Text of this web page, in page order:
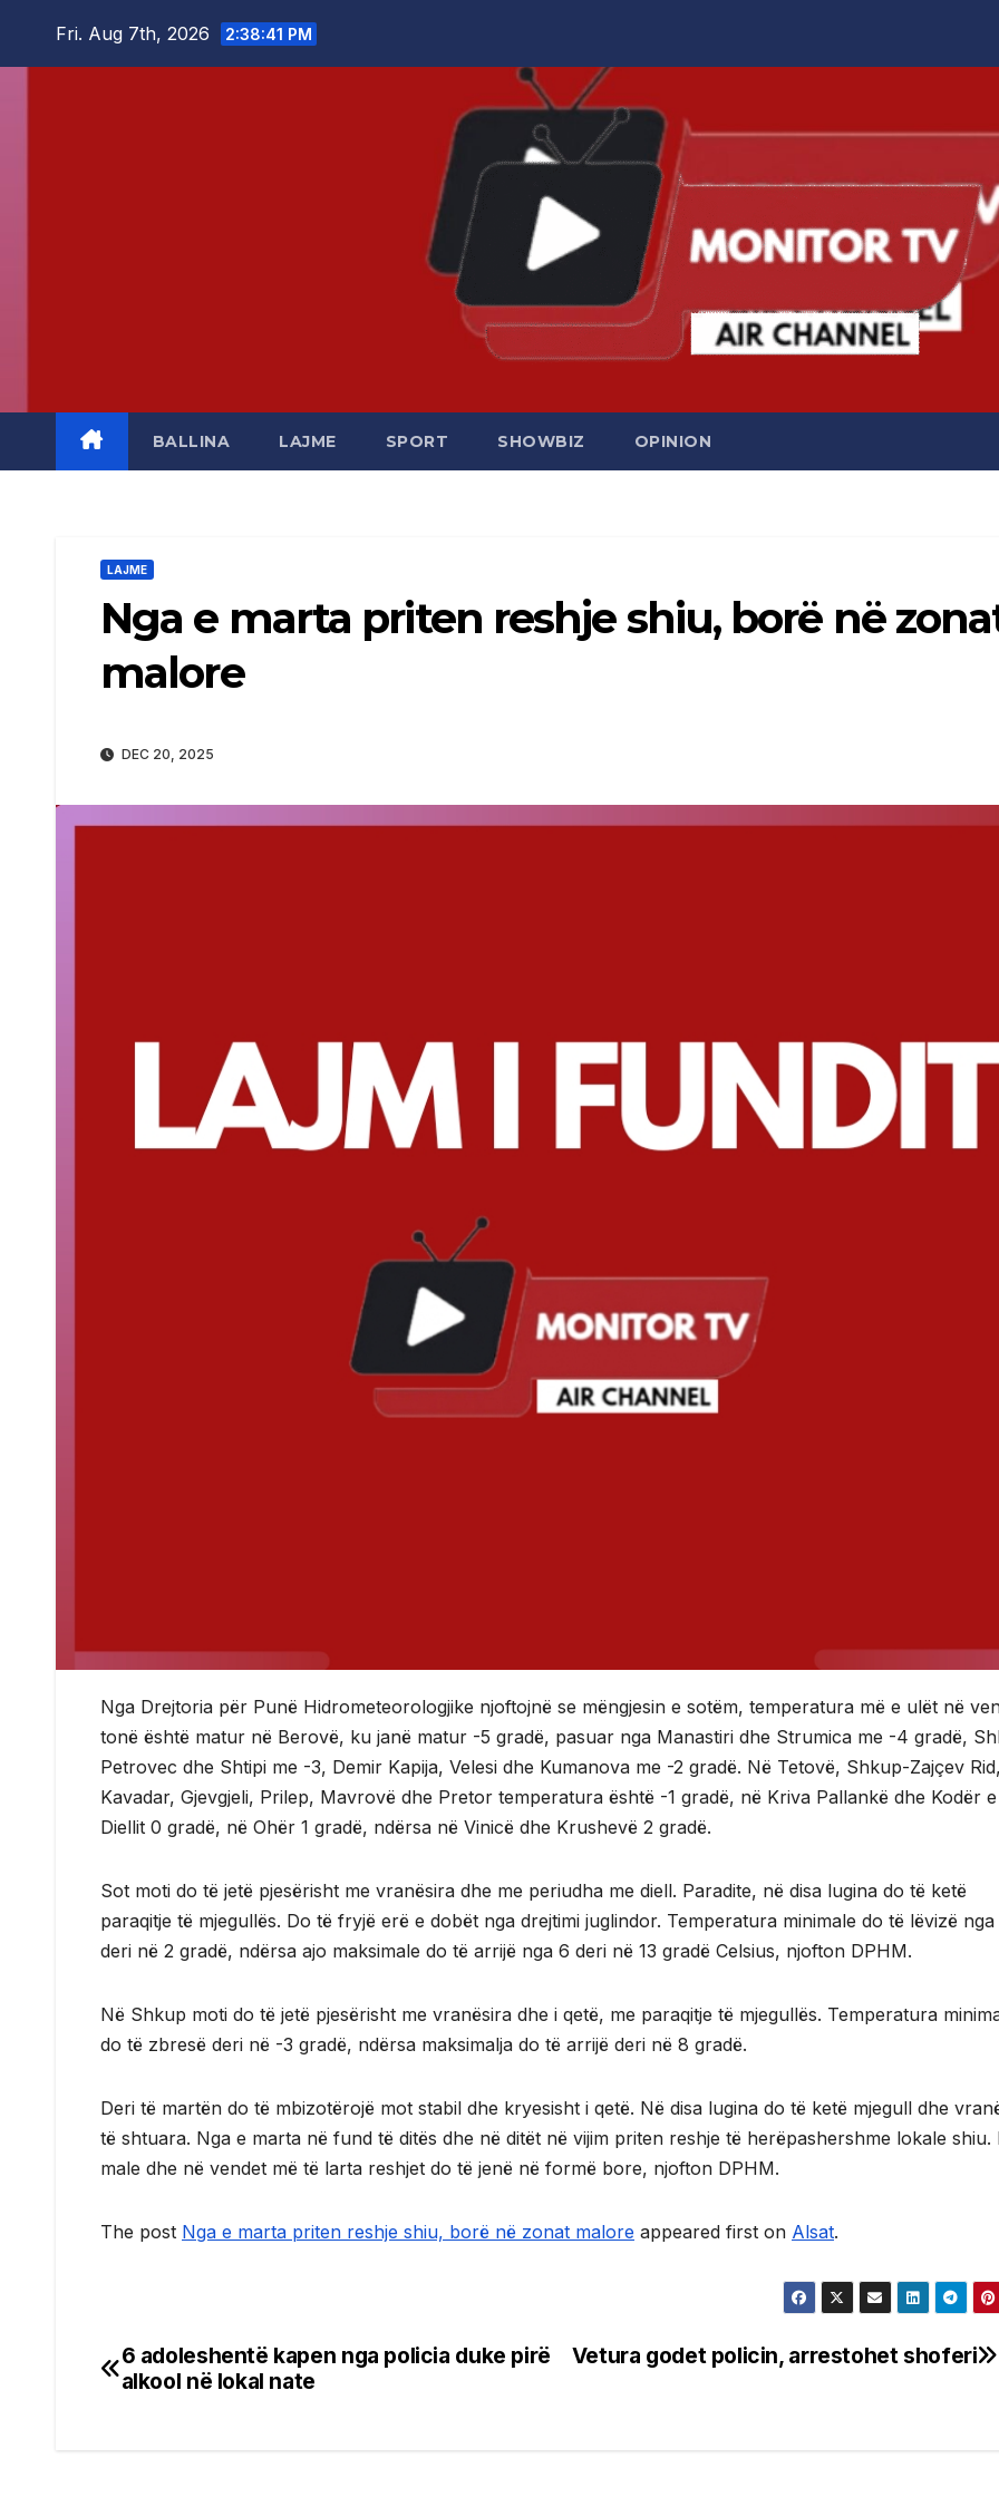
Fri. Aug 7th, 2026 2:38:42 PM
BALLINA LAJME SPORT SHOWBIZ OPINION
LAJME
Nga e marta priten reshje shiu, borë në
malore
DEC 20, 2025
Nga Drejtoria për Punë Hidrometeorologjike njoftojnë se mëngjesin e sotëm, temperatura më e ulët në
tonë është matur në Berovë, ku janë matur -5 gradë, pasuar nga Manastiri dhe Strumica me -4 gradë,
Petrovec dhe Shtipi me -3, Demir Kapija, Velesi dhe Kumanova me -2 gradë. Në Tetovë, Shkup-Zajçev
Kavadar, Gjevgjeli, Prilep, Mavrovë dhe Pretor temperatura është -1 gradë, në Kriva Pallankë dhe Kodër e
Diellit 0 gradë, në Ohër 1 gradë, ndërsa në Vinicë dhe Krushevë 2 gradë.
Sot moti do të jetë pjesërisht me vranësira dhe me periudha me diell. Paradite, në disa lugina do të ketë
paraqitje të mjegullës. Do të fryjë erë e dobët nga drejtimi juglindor. Temperatura minimale do të lëvizë
deri në 2 gradë, ndërsa ajo maksimale do të arrijë nga 6 deri në 13 gradë Celsius, njofton DPHM.
Në Shkup moti do të jetë pjesërisht me vranësira dhe i qetë, me paraqitje të mjegullës. Temperatura
do të zbresë deri në -3 gradë, ndërsa maksimalja do të arrijë deri në 8 gradë.
Deri të martën do të mbizotërojë mot stabil dhe kryesisht i qetë. Në disa lugina do të ketë mjegull dhe
të shtuara. Nga e marta në fund të ditës dhe në ditët në vijim priten reshje të herëpashershme lokale shiu.
male dhe në vendet më të larta reshjet do të jenë në formë bore, njofton DPHM.
The post Nga e marta priten reshje shiu, borë në zonat malore appeared first on Alsat.
Post
Vetura godet policin, arrestohet shoferi
6 adoleshentë kapen nga policia duke pirë
alkool në lokal nate